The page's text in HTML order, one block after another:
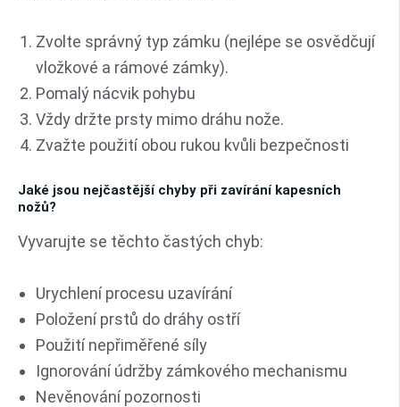
Zvolte správný typ zámku (nejlépe se osvědčují
vložkové a rámové zámky).
Pomalý nácvik pohybu
Vždy držte prsty mimo dráhu nože.
Zvažte použití obou rukou kvůli bezpečnosti
Jaké jsou nejčastější chyby při zavírání kapesních
nožů?
Vyvarujte se těchto častých chyb:
Urychlení procesu uzavírání
Položení prstů do dráhy ostří
Použití nepřiměřené síly
Ignorování údržby zámkového mechanismu
Nevěnování pozornosti